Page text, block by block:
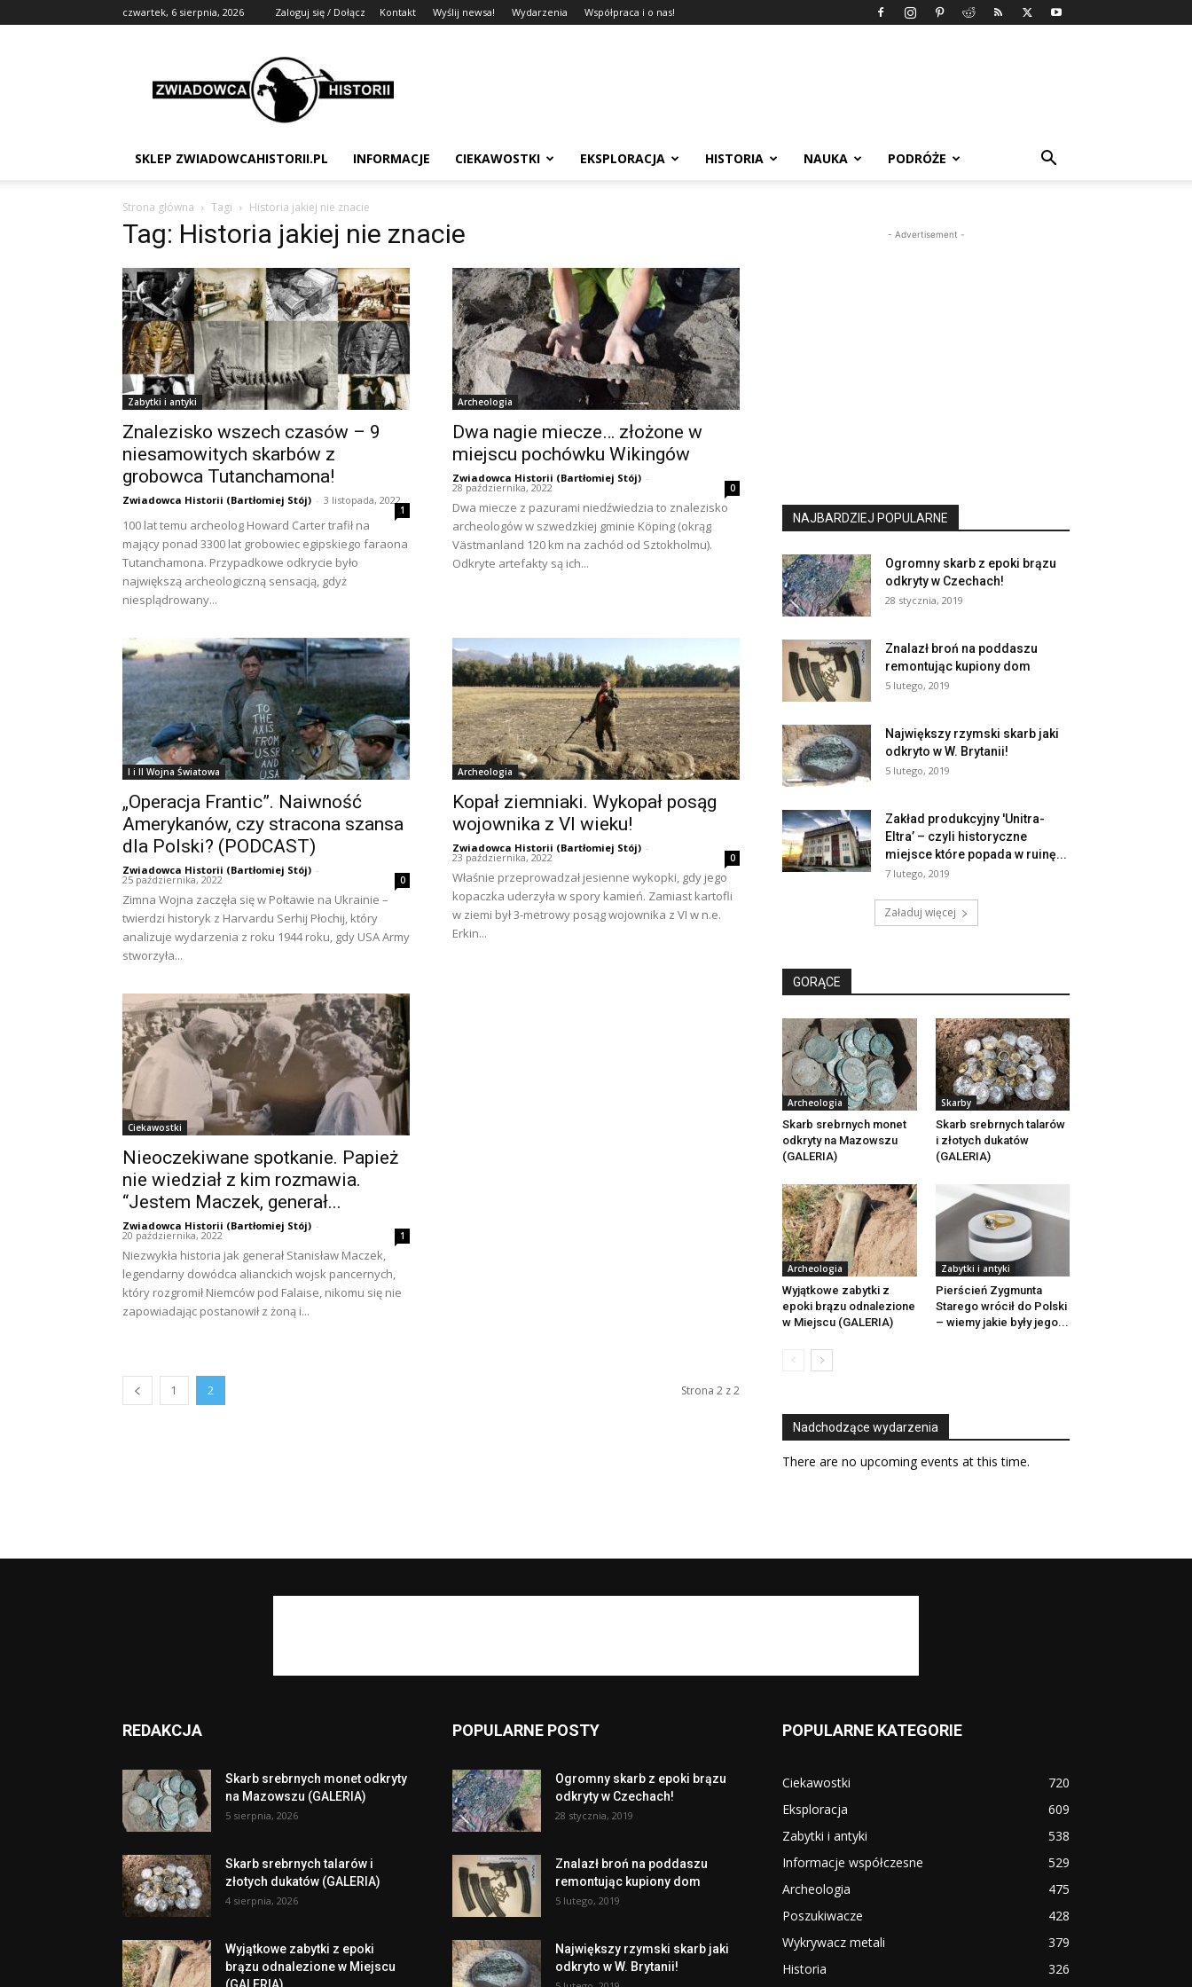
czwartek, 6 sierpnia, 2026 Zaloguj się / Dołącz Kontakt Wyślij newsa! Wydarzenia Współpraca i o nas!
Zwiadowca
Historii
SKLEP ZWIADOWCAHISTORII.PL INFORMACJE CIEKAWOSTKI EKSPLORACJA HISTORIA NAUKA PODRÓŻE
Strona główna Tagi Historia jakiej nie znacie
Tag: Historia jakiej nie znacie
Zabytki i antyki
Znalezisko wszech czasów – 9
niesamowitych skarbów z
grobowca Tutanchamona!
Zwiadowca Historii (Bartłomiej Stój) - 3 listopada, 2022
1
100 lat temu archeolog Howard Carter trafił na
mający ponad 3300 lat grobowiec egipskiego faraona
Tutanchamona. Przypadkowe odkrycie było
największą archeologiczną sensacją, gdyż
niesplądrowany...
Archeologia
Dwa nagie miecze… złożone w
miejscu pochówku Wikingów
Zwiadowca Historii (Bartłomiej Stój) -
28 października, 2022 0
Dwa miecze z pazurami niedźwiedzia to znalezisko
archeologów w szwedzkiej gminie Köping (okrąg
Västmanland 120 km na zachód od Sztokholmu).
Odkryte artefakty są ich...
I i II Wojna Światowa
„Operacja Frantic”. Naiwność
Amerykanów, czy stracona szansa
dla Polski? (PODCAST)
Zwiadowca Historii (Bartłomiej Stój) -
25 października, 2022 0
Zimna Wojna zaczęła się w Połtawie na Ukrainie –
twierdzi historyk z Harvardu Serhij Płochij, który
analizuje wydarzenia z roku 1944 roku, gdy USA Army
stworzyła...
Archeologia
Kopał ziemniaki. Wykopał posąg
wojownika z VI wieku!
Zwiadowca Historii (Bartłomiej Stój) -
23 października, 2022 0
Właśnie przeprowadzał jesienne wykopki, gdy jego
kopaczka uderzyła w spory kamień. Zamiast kartofli
w ziemi był 3-metrowy posąg wojownika z VI w n.e.
Erkin...
Ciekawostki
Nieoczekiwane spotkanie. Papież
nie wiedział z kim rozmawia.
“Jestem Maczek, generał...
Zwiadowca Historii (Bartłomiej Stój) -
20 października, 2022 1
Niezwykła historia jak generał Stanisław Maczek,
legendarny dowódca alianckich wojsk pancernych,
który rozgromił Niemców pod Falaise, nikomu się nie
zapowiadając postanowił z żoną i...
1 2 Strona 2 z 2
- Advertisement -
NAJBARDZIEJ POPULARNE
Ogromny skarb z epoki brązu
odkryty w Czechach!
28 stycznia, 2019
Znalazł broń na poddaszu
remontując kupiony dom
5 lutego, 2019
Największy rzymski skarb jaki
odkryto w W. Brytanii!
5 lutego, 2019
Zakład produkcyjny 'Unitra-
Eltra’ – czyli historyczne
miejsce które popada w ruinę...
7 lutego, 2019
Załaduj więcej
GORĄCE
Archeologia
Skarb srebrnych monet
odkryty na Mazowszu
(GALERIA)
Skarby
Skarb srebrnych talarów
i złotych dukatów
(GALERIA)
Archeologia
Wyjątkowe zabytki z
epoki brązu odnalezione
w Miejscu (GALERIA)
Zabytki i antyki
Pierścień Zygmunta
Starego wrócił do Polski
– wiemy jakie były jego...
Nadchodzące wydarzenia
There are no upcoming events at this time.
REDAKCJA
Skarb srebrnych monet odkryty
na Mazowszu (GALERIA)
5 sierpnia, 2026
Skarb srebrnych talarów i
złotych dukatów (GALERIA)
4 sierpnia, 2026
Wyjątkowe zabytki z epoki
brązu odnalezione w Miejscu
POPULARNE POSTY
Ogromny skarb z epoki brązu
odkryty w Czechach!
28 stycznia, 2019
Znalazł broń na poddaszu
remontując kupiony dom
5 lutego, 2019
Największy rzymski skarb jaki
odkryto w W. Brytanii!
POPULARNE KATEGORIE
Ciekawostki
720
Eksploracja
609
Zabytki i antyki
538
Informacje współczesne
529
Archeologia
475
Poszukiwacze
428
Wykrywacz metali
379
Historia
326